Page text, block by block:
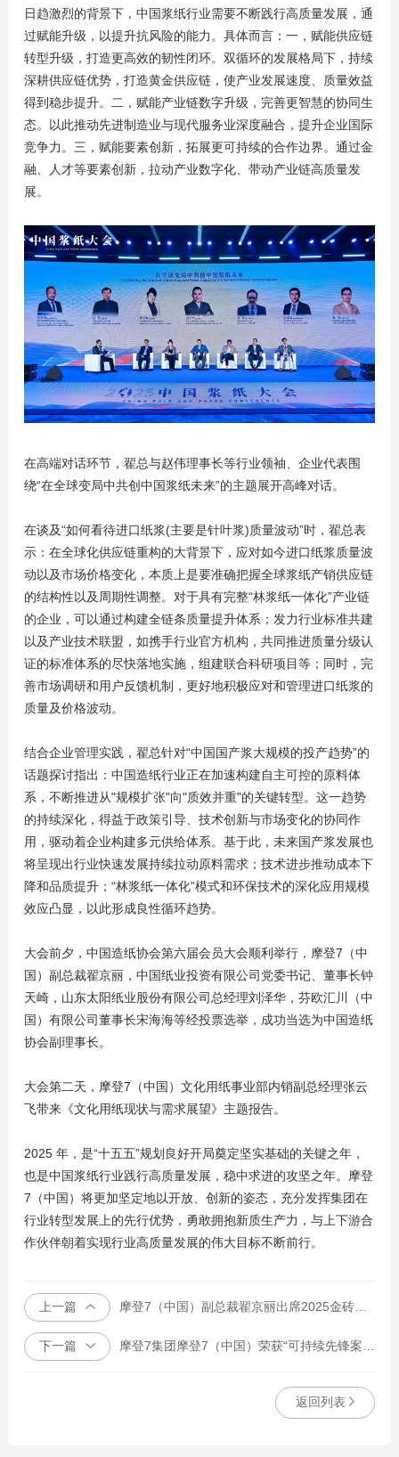
日趋激烈的背景下，中国浆纸行业需要不断践行高质量发展，通
过赋能升级，以提升抗风险的能力。具体而言：一，赋能供应链
转型升级，打造更高效的韧性闭环。双循环的发展格局下，持续
深耕供应链优势，打造黄金供应链，使产业发展速度、质量效益
得到稳步提升。二，赋能产业链数字升级，完善更智慧的协同生
态。以此推动先进制造业与现代服务业深度融合，提升企业国际
竞争力。三，赋能要素创新，拓展更可持续的合作边界。通过金
融、人才等要素创新，拉动产业数字化、带动产业链高质量发
展。
在高端对话环节，翟总与赵伟理事长等行业领袖、企业代表围
绕“在全球变局中共创中国浆纸未来”的主题展开高峰对话。
在谈及“如何看待进口纸浆(主要是针叶浆)质量波动”时，翟总表
示：在全球化供应链重构的大背景下，应对如今进口纸浆质量波
动以及市场价格变化，本质上是要准确把握全球浆纸产销供应链
的结构性以及周期性调整。对于具有完整“林浆纸一体化”产业链
的企业，可以通过构建全链条质量提升体系；发力行业标准共建
以及产业技术联盟，如携手行业官方机构，共同推进质量分级认
证的标准体系的尽快落地实施，组建联合科研项目等；同时，完
善市场调研和用户反馈机制，更好地积极应对和管理进口纸浆的
质量及价格波动。
结合企业管理实践，翟总针对“中国国产浆大规模的投产趋势”的
话题探讨指出：中国造纸行业正在加速构建自主可控的原料体
系，不断推进从"规模扩张"向"质效并重"的关键转型。这一趋势
的持续深化，得益于政策引导、技术创新与市场变化的协同作
用，驱动着企业构建多元供给体系。基于此，未来国产浆发展也
将呈现出行业快速发展持续拉动原料需求；技术进步推动成本下
降和品质提升；“林浆纸一体化”模式和环保技术的深化应用规模
效应凸显，以此形成良性循环趋势。
大会前夕，中国造纸协会第六届会员大会顺利举行，摩登7（中
国）副总裁翟京丽，中国纸业投资有限公司党委书记、董事长钟
天崎，山东太阳纸业股份有限公司总经理刘泽华，芬欧汇川（中
国）有限公司董事长宋海海等经投票选举，成功当选为中国造纸
协会副理事长。
大会第二天，摩登7（中国）文化用纸事业部内销副总经理张云
飞带来《文化用纸现状与需求展望》主题报告。
2025 年，是“十五五”规划良好开局奠定坚实基础的关键之年，
也是中国浆纸行业践行高质量发展，稳中求进的攻坚之年。摩登
7（中国）将更加坚定地以开放、创新的姿态，充分发挥集团在
行业转型发展上的先行优势，勇敢拥抱新质生产力，与上下游合
作伙伴朝着实现行业高质量发展的伟大目标不断前行。
上一篇 摩登7（中国）副总裁翟京丽出席2025金砖国家女性领导力论坛
下一篇 摩登7集团摩登7（中国）荣获“可持续先锋案例”奖项
返回列表